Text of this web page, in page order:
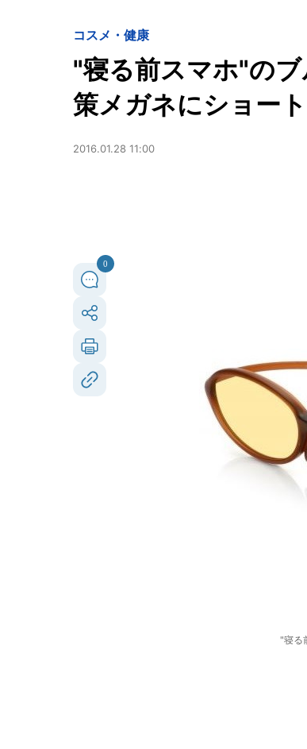
コスメ・健康
"寝る前スマホ"の
策メガネにショー
2016.01.28 11:00
0
"寝る